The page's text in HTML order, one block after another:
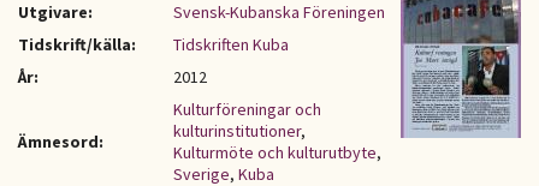
Utgivare:
Svensk-Kubanska Föreningen
Tidskrift/källa:
Tidskriften Kuba
År:
2012
Ämnesord:
Kulturföreningar och
kulturinstitutioner,
Kulturmöte och kulturutbyte,
Sverige, Kuba